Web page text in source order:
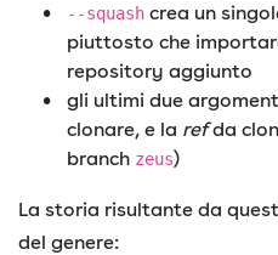
--squash crea un
piuttosto che
repository aggiunto
gli ultimi due
clonare, e la refda
branch zeus)
La storia risultante da
del genere: